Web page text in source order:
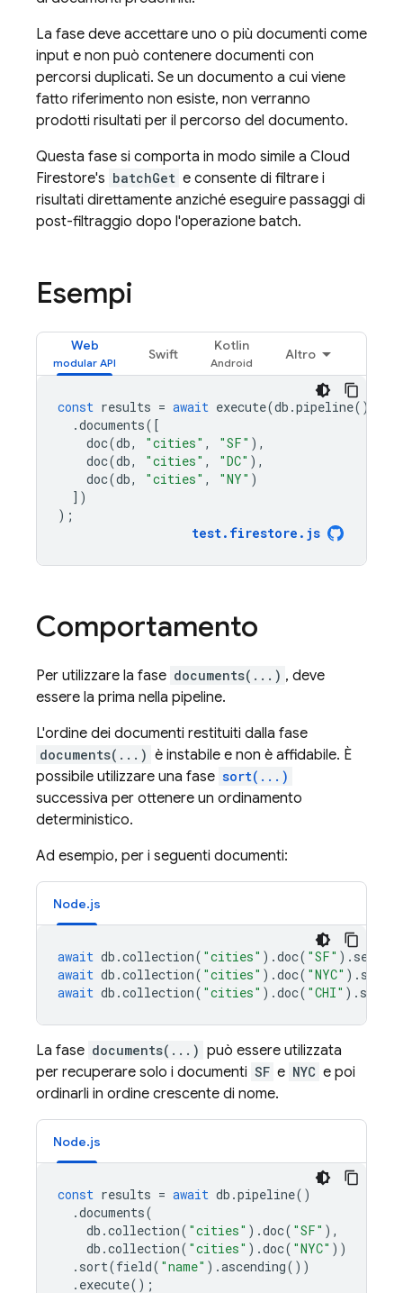
La fase deve accettare uno o più documenti come
input e non può contenere documenti con
percorsi duplicati. Se un documento a cui viene
fatto riferimento non esiste, non verranno
prodotti risultati per il percorso del documento.
Questa fase si comporta in modo simile a Cloud
Firestore's batchGet e consente di filtrare i
risultati direttamente anziché eseguire passaggi di
post-filtraggio dopo l'operazione batch.
Esempi
Web
Swift
Kotlin
Altro
const results = await execute(db .pipeline()
.documents([
doc(db, "cities" , "SF" ),
doc(db, "cities" , "DC" ),
doc(db, "cities" , "NY" )
])
);
test. firestore . js
Comportamento
Per utilizzare la fase documents(...) , deve
essere la prima nella pipeline.
L'ordine dei documenti restituiti dalla fase
documents(...) è instabile e non è affidabile. È
possibile utilizzare una fase sort(...)
successiva per ottenere un ordinamento
deterministico.
Ad esempio, per i seguenti documenti:
Node.js
await db .collection( "cities" ).doc( "SF" ). set
await db .collection( "cities" ).doc( "NYC" ). set
await db .collection( "cities" ).doc( "CHI" ). set
La fase documents(...) può essere utilizzata
per recuperare solo i documenti SF e NYC e poi
ordinarli in ordine crescente di nome.
Node.js
const results = await db .pipeline()
.documents(
db .collection( "cities" ).doc( "SF" ),
db .collection( "cities" ).doc( "NYC" ))
. sort(field( "name" ).ascending())
. execute();